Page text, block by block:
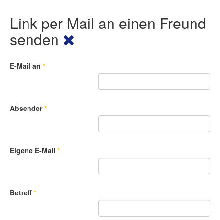
Link per Mail an einen Freund
senden
E-Mail an *
Absender*
Eigene E-Mail *
Betreff *